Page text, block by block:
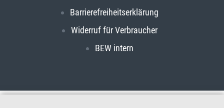
Barrierefreiheitserklärung
Widerruf für Verbraucher
BEW intern